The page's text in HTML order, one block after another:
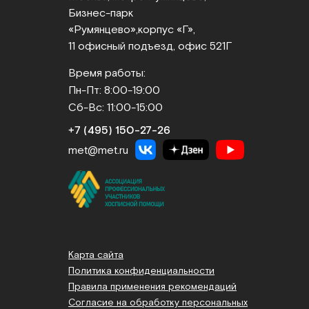
Бизнес‑парк
«Румянцево», корпус «Г»,
11 офисный подъезд, офис 521Г
Время работы:
Пн-Пт: 8:00-19:00
Сб-Вс: 11:00-15:00
+7 (495) 150‑27‑26
met@met.ru
Карта сайта
Политика конфиденциальности
Правила применения рекомендаций
Согласие на обработку персональных